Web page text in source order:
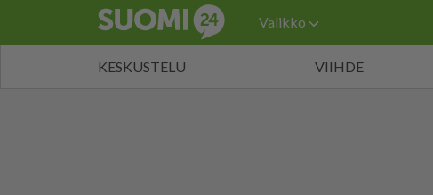
Valikko
KESKUSTELU VIIHDE